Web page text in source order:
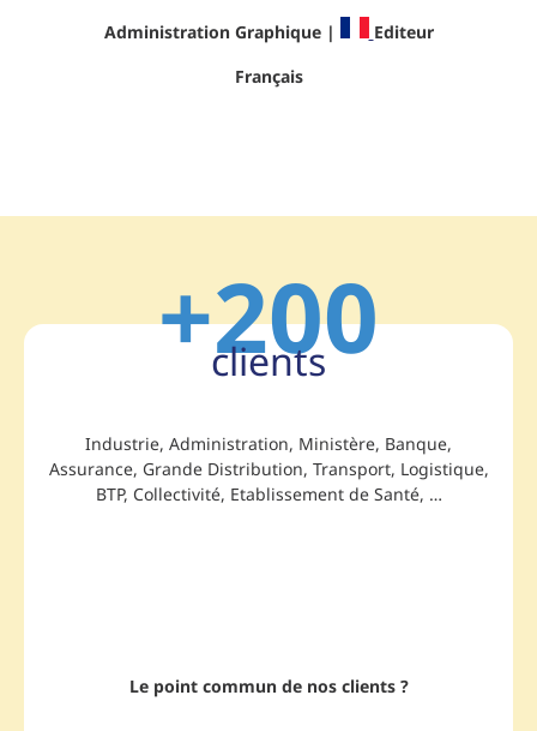
Administration Graphique |
Editeur
Français
+200
clients
Industrie, Administration, Ministère, Banque,
Assurance, Grande Distribution, Transport, Logistique,
BTP, Collectivité, Etablissement de Santé, …
Le point commun de nos clients ?